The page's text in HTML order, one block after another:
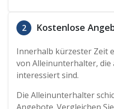
2 Kostenlose
Innerhalb kürzester Zeit
von Alleinunterhalter,
interessiert sind.
Die Alleinunterhalter